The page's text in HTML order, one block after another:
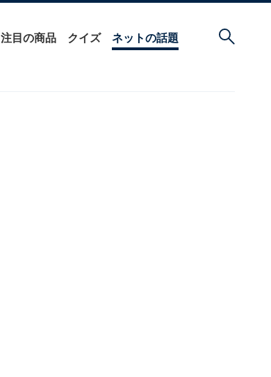
注目の商品 クイズ ネットの話題